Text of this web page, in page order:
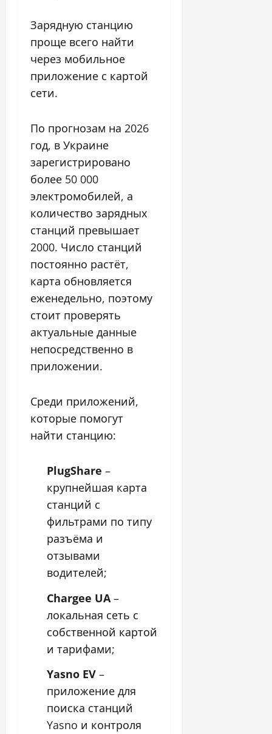
Зарядную станцию
проще всего найти
через мобильное
приложение с картой
сети.
По прогнозам на 2026
год, в Украине
зарегистрировано
более 50 000
электромобилей, а
количество зарядных
станций превышает
2000. Число станций
постоянно растёт,
карта обновляется
еженедельно, поэтому
стоит проверять
актуальные данные
непосредственно в
приложении.
Среди приложений,
которые помогут
найти станцию:
PlugShare –
крупнейшая карта
станций с
фильтрами по типу
разъёма и
отзывами
водителей;
Chargee UA –
локальная сеть с
собственной картой
и тарифами;
Yasno EV –
приложение для
поиска станций
Yasno и контроля